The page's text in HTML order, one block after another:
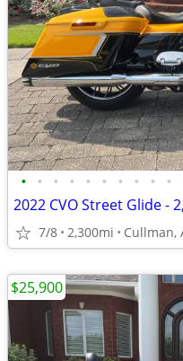
• • • • • • • • • •
2022 CVO Street Glide -
7/8 2,300mi Cullman,
$25,900